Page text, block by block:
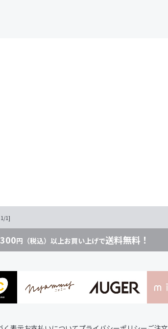
1]
円（税込）以上お買い上げで送料無料！